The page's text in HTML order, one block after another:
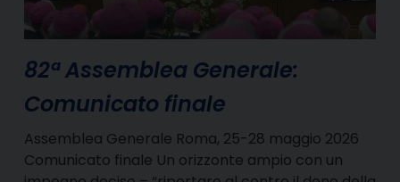
82ª Assemblea Generale:
Comunicato finale
Assemblea Generale Roma, 25-28 maggio 2026
Comunicato finale Un orizzonte ampio con un